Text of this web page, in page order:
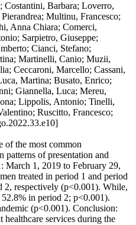
Costantini, Barbara; Loverro,
Multinu, Francesco;
Anna Chiara; Comerci,
Sarpietro, Giuseppe;
Cianci, Stefano;
Martinelli, Canio; Muzii,
Ceccaroni, Marcello; Cassani,
Martina; Busato, Enrico;
Giannella, Luca; Mereu,
Lippolis, Antonio; Tinelli,
Ruscitto, Francesco;
of the most common
patterns of presentation and
March 1, 2019 to February 29,
treated in period 1 and period
2, respectively (p<0.001). While,
in period 2; p<0.001).
(p<0.001). Conclusion:
services during the